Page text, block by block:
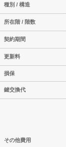
種別 / 構造
所在階 / 階数
契約期間
更新料
損保
鍵交換代
その他費用